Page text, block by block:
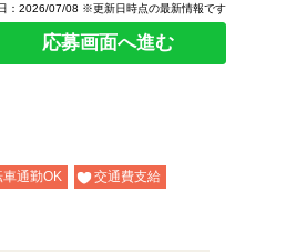
：2026/07/08 ※更新日時点の最新情報です
応募画面へ進む
車通勤OK
交通費支給